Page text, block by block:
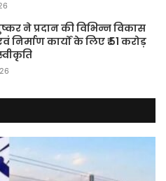
ने प्रदान की विभिन्न विकास
कार्यों के लिए ₹ 51 करोड़